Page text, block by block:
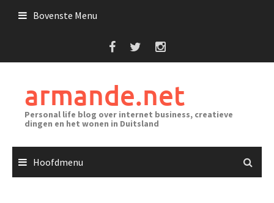
Bovenste Menu
armande.net
Personal life blog over internet business, creatieve
dingen en het wonen in Duitsland
Hoofdmenu